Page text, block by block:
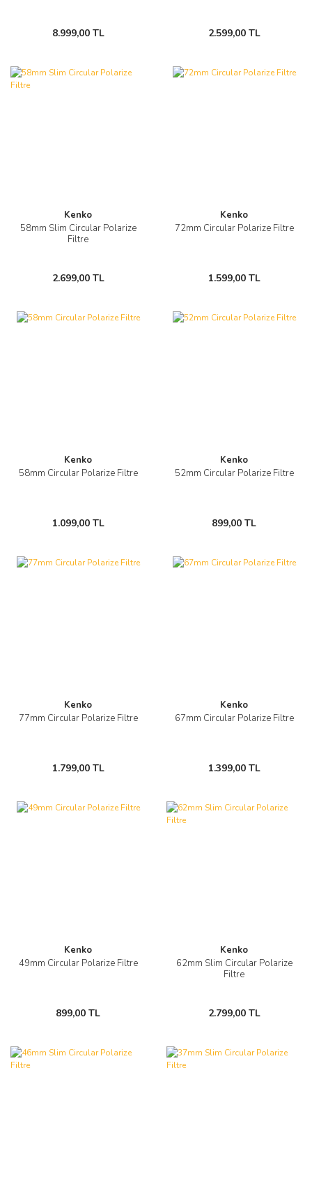
8.999,00 TL 2.599,00 TL
Kenko
58mm Slim Circular Polarize
Filtre
2.699,00 TL
Kenko
72mm Circular Polarize Filtre
1.599,00 TL
Kenko
58mm Circular Polarize Filtre
1.099,00 TL
Kenko
52mm Circular Polarize Filtre
899,00 TL
Kenko
77mm Circular Polarize Filtre
1.799,00 TL
Kenko
67mm Circular Polarize Filtre
1.399,00 TL
Kenko
49mm Circular Polarize Filtre
899,00 TL
Kenko
62mm Slim Circular Polarize
Filtre
2.799,00 TL